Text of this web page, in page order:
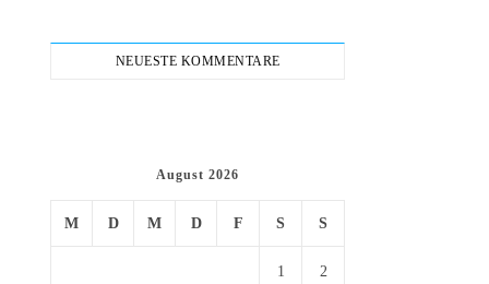
NEUESTE KOMMENTARE
August 2026
M D M D F S S
1 2